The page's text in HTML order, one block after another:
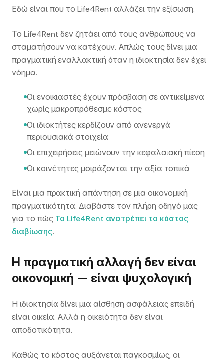
Εδώ είναι που το Life4Rent αλλάζει την εξίσωση.
Το Life4Rent δεν ζητάει από τους ανθρώπους να
σταματήσουν να κατέχουν. Απλώς τους δίνει μια
πραγματική εναλλακτική όταν η ιδιοκτησία δεν έχει
νόημα.
Οι ενοικιαστές έχουν πρόσβαση σε αντικείμενα
χωρίς μακροπρόθεσμο κόστος
Οι ιδιοκτήτες κερδίζουν από ανενεργά
περιουσιακά στοιχεία
Οι επιχειρήσεις μειώνουν την κεφαλαιακή πίεση
Οι κοινότητες μοιράζονται την αξία τοπικά
Είναι μια πρακτική απάντηση σε μια οικονομική
πραγματικότητα. Διαβάστε τον πλήρη οδηγό μας
για το πώς Το Life4Rent ανατρέπει το κόστος
διαβίωσης.
Η πραγματική αλλαγή δεν είναι
οικονομική — είναι ψυχολογική
Η ιδιοκτησία δίνει μια αίσθηση ασφάλειας επειδή
είναι οικεία. Αλλά η οικειότητα δεν είναι
αποδοτικότητα.
Καθώς το κόστος αυξάνεται παγκοσμίως, οι